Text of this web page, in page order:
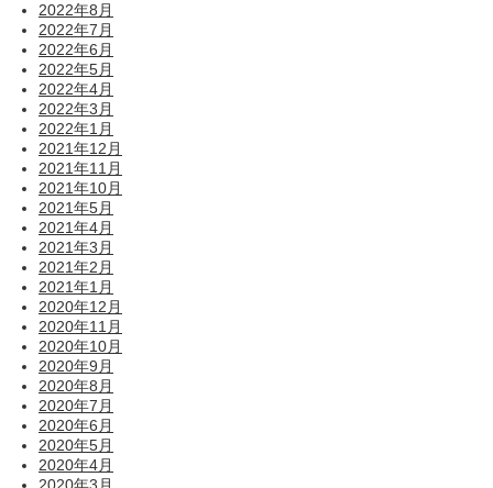
2022年8月
2022年7月
2022年6月
2022年5月
2022年4月
2022年3月
2022年1月
2021年12月
2021年11月
2021年10月
2021年5月
2021年4月
2021年3月
2021年2月
2021年1月
2020年12月
2020年11月
2020年10月
2020年9月
2020年8月
2020年7月
2020年6月
2020年5月
2020年4月